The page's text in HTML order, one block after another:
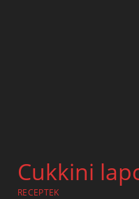
Cukkini
RECEPTEK